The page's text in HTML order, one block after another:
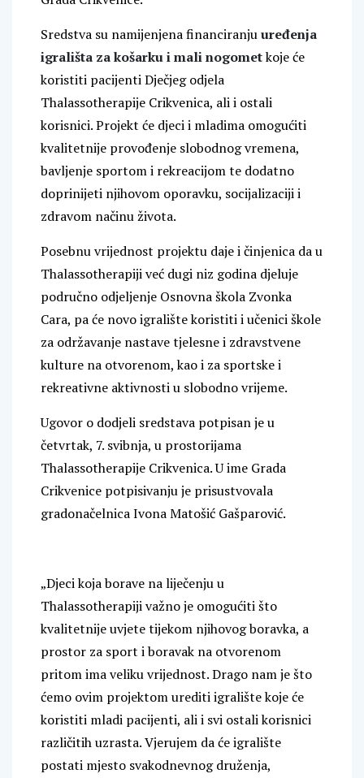
Sredstva su namijenjena financiranjuuređenja
igrališta za košarku i mali nogometkoje će
koristiti pacijenti Dječjeg odjela
Thalassotherapije Crikvenica, ali i ostali
korisnici. Projekt će djeci i mladima omogućiti
kvalitetnije provođenje slobodnog vremena,
bavljenje sportom i rekreacijom te dodatno
doprinijeti njihovom oporavku, socijalizaciji i
zdravom načinu života.
Posebnu vrijednost projektu daje i činjenica da u
Thalassotherapiji već dugi niz godina djeluje
područno odjeljenje Osnovna škola Zvonka
Cara, pa će novo igralište koristiti i učenici škole
za održavanje nastave tjelesne i zdravstvene
kulture na otvorenom, kao i za sportske i
rekreativne aktivnosti u slobodno vrijeme.
Ugovor o dodjeli sredstava potpisan je u
četvrtak, 7. svibnja, u prostorijama
Thalassotherapije Crikvenica. U ime Grada
Crikvenice potpisivanju je prisustvovala
gradonačelnica Ivona Matošić Gašparović.
„Djeci koja borave na liječenju u
Thalassotherapiji važno je omogućiti što
kvalitetnije uvjete tijekom njihovog boravka, a
prostor za sport i boravak na otvorenom
pritom ima veliku vrijednost. Drago nam je što
ćemo ovim projektom urediti igralište koje će
koristiti mladi pacijenti, ali i svi ostali korisnici
različitih uzrasta. Vjerujem da će igralište
postati mjesto svakodnevnog druženja,